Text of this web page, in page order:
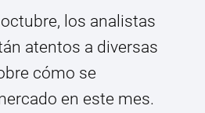
los analistas
atentos a diversas
cómo se
en este mes.